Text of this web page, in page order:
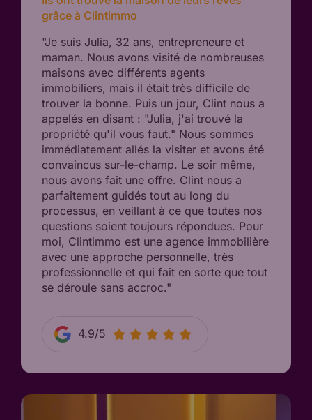
grâce à Clintimmo
"Je suis Julia, 32 ans, entrepreneure et
maman. Nous avons visité de nombreuses
maisons avec différents agents
immobiliers, mais il était très difficile de
trouver la bonne. Puis un jour, Clint nous a
appelés en disant : "Julia, j'ai trouvé la
propriété qu'il vous faut." Nous sommes
immédiatement allés la visiter et avons été
convaincus sur-le-champ. Le soir même,
nous avons fait une offre. Clint nous a
parfaitement guidés tout au long du
processus, en veillant à ce que toutes nos
questions soient toujours répondues. Pour
moi, Clintimmo est une agence immobilière
avec une approche personnelle, très
professionnelle et qui fait en sorte que tout
se déroule sans accroc."
4.9/5